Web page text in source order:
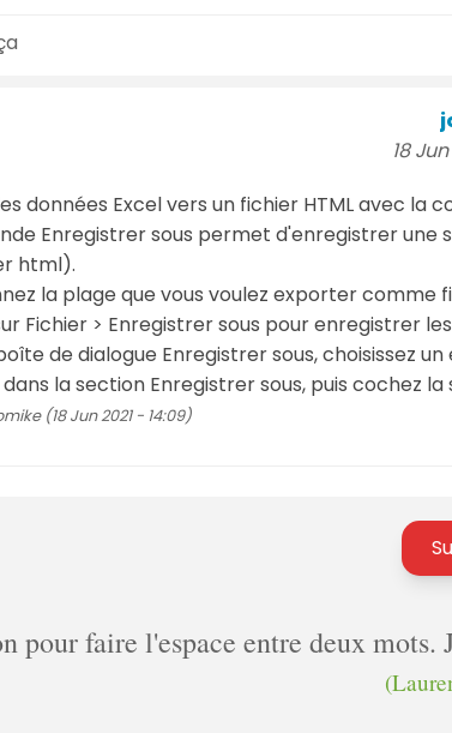
18
données Excel vers un fichier HTML avec la
Enregistrer sous permet d'enregistrer une
html).
la plage que vous voulez exporter comme
Fichier > Enregistrer sous pour enregistrer
de dialogue Enregistrer sous, choisissez
la section Enregistrer sous, puis cochez
(18 Jun 2021 - 14:09)
pour faire l'espace entre deux